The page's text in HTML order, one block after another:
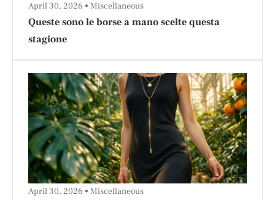
Queste sono le borse a mano scelte questa
stagione
April 30, 2026 Miscellaneous
April 30, 2026 Miscellaneous